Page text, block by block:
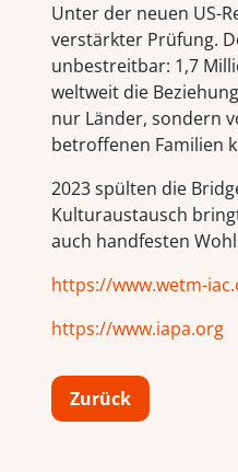
Unter der neuen US-
verstärkter Prüfung.
unbestreitbar: 1,7
weltweit die
nur Länder, sondern
betroffenen Familien
2023 spülten die
Kulturaustausch
auch handfesten
https://www.wetm-
https://www.iapa.org
Zurück